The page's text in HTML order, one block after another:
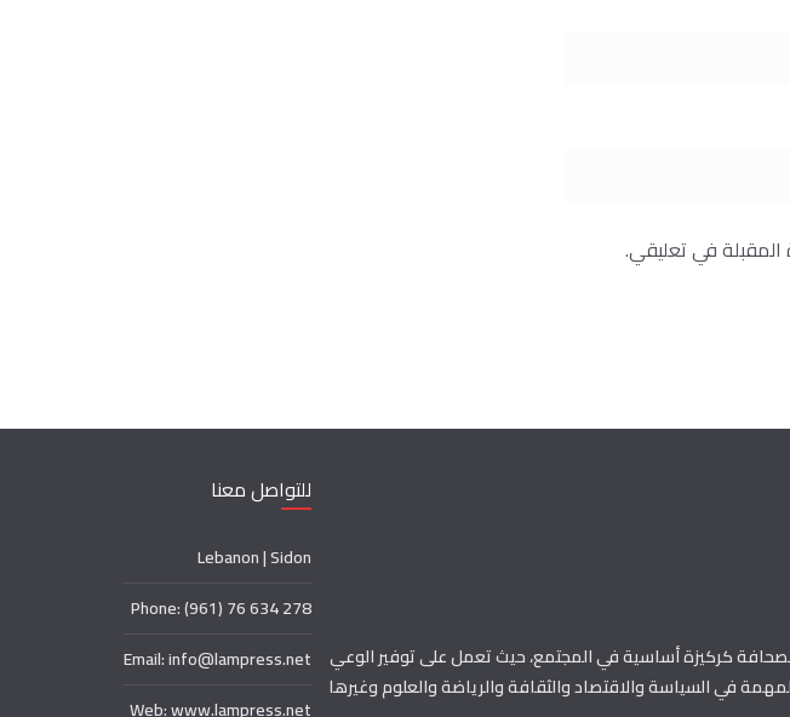
المقبلة في تعليقي.
كركيزة أساسية في المجتمع، حيث تعمل على توفير الوعي
في السياسة والاقتصاد والثقافة والرياضة والعلوم وغيرها
للتواصل معنا
Lebanon | Sidon
Phone: (961) 76 634 278
Email: info@lampress.net
Web: www.lampress.net